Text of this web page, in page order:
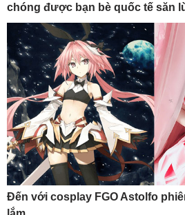
chóng được bạn bè quốc tế săn
Đến với cosplay FGO Astolfo